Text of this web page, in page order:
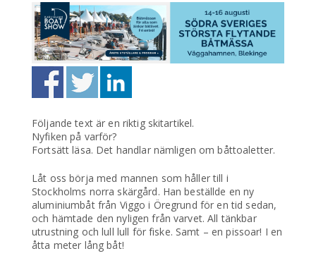
Följande text är en riktig skitartikel.
Nyfiken på varför?
Fortsätt läsa. Det handlar nämligen om båttoaletter.
Låt oss börja med mannen som håller till i
Stockholms norra skärgård. Han beställde en ny
aluminiumbåt från Viggo i Öregrund för en tid sedan,
och hämtade den nyligen från varvet. All tänkbar
utrustning och lull lull för fiske. Samt – en pissoar! I en
åtta meter lång båt!